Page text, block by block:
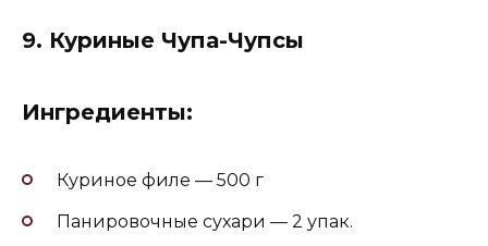
9. Куриные Чупа-Чупсы
Ингредиенты:
Куриное филе — 500 г
Панировочные сухари — 2 упак.